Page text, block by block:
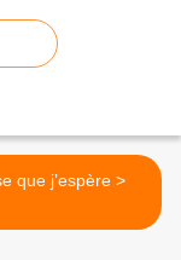
L’Église que j’espère >